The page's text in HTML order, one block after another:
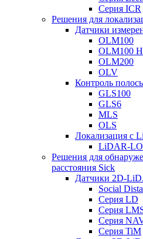
Серия ICR
Решения для
Датчики
OLM100
OLM100
OLM200
OLV
Контроль
GLS100
GLS6
MLS
OLS
Локализация с
LiDAR-
Решения для
расстояния Sick
Датчики 2D-
Social
Серия LD
Серия
Серия
Серия TiM